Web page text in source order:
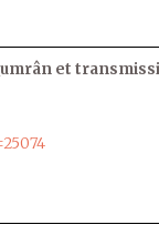
et